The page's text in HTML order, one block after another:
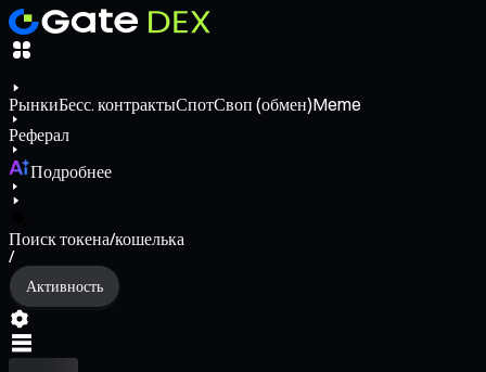
РынкиБесс. контрактыСпотСвоп (обмен)Meme
Реферал
Подробнее
Поиск токена/кошелька
/
Активность